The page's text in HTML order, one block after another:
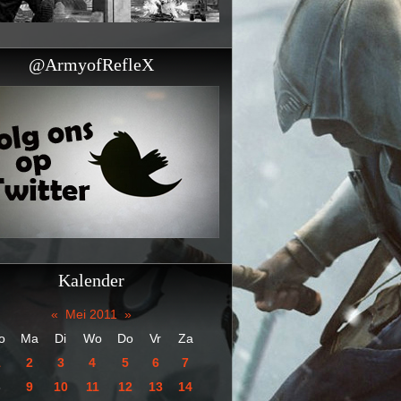
@ArmyofRefleX
Kalender
« Mei 2011
»
Ma Di Wo Do Vr
Za
2 3 4 5 6
7
9 10 11 12 13 14